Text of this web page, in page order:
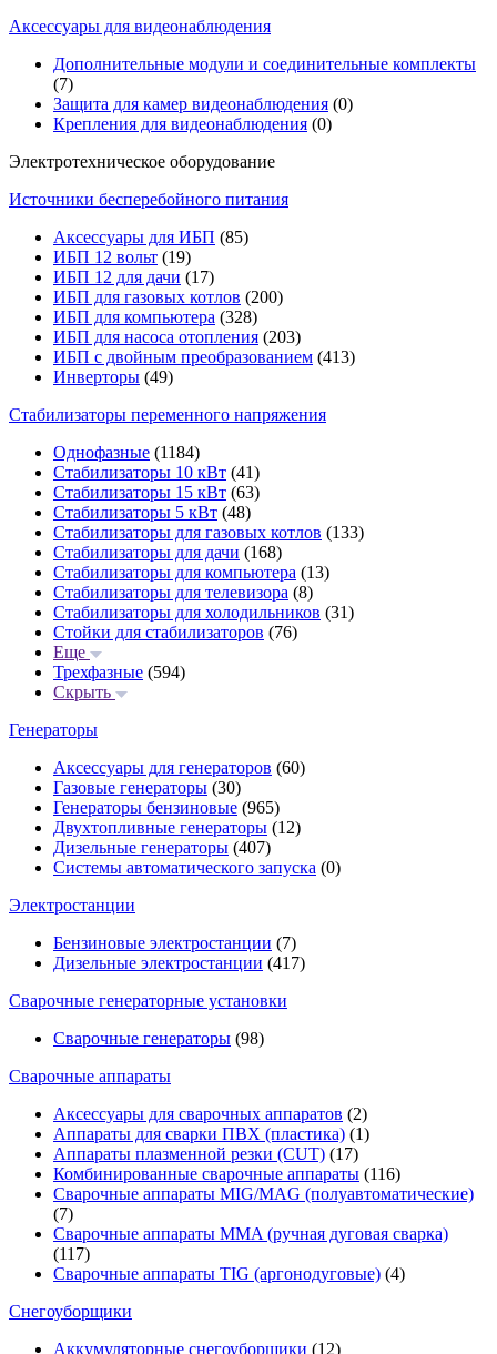
Аксессуары для видеонаблюдения
Дополнительные модули и соединительные комплекты
(7)
Защита для камер видеонаблюдения (0)
Крепления для видеонаблюдения (0)
Электротехническое оборудование
Источники бесперебойного питания
Аксессуары для ИБП (85)
ИБП 12 вольт (19)
ИБП 12 для дачи (17)
ИБП для газовых котлов (200)
ИБП для компьютера (328)
ИБП для насоса отопления (203)
ИБП с двойным преобразованием (413)
Инверторы (49)
Стабилизаторы переменного напряжения
Однофазные (1184)
Стабилизаторы 10 кВт (41)
Стабилизаторы 15 кВт (63)
Стабилизаторы 5 кВт (48)
Стабилизаторы для газовых котлов (133)
Стабилизаторы для дачи (168)
Стабилизаторы для компьютера (13)
Стабилизаторы для телевизора (8)
Стабилизаторы для холодильников (31)
Стойки для стабилизаторов (76)
Еще
Трехфазные (594)
Скрыть
Генераторы
Аксессуары для генераторов (60)
Газовые генераторы (30)
Генераторы бензиновые (965)
Двухтопливные генераторы (12)
Дизельные генераторы (407)
Системы автоматического запуска (0)
Электростанции
Бензиновые электростанции (7)
Дизельные электростанции (417)
Сварочные генераторные установки
Сварочные генераторы (98)
Сварочные аппараты
Аксессуары для сварочных аппаратов (2)
Аппараты для сварки ПВХ (пластика) (1)
Аппараты плазменной резки (CUT) (17)
Комбинированные сварочные аппараты (116)
Сварочные аппараты MIG/MAG (полуавтоматические)
(7)
Сварочные аппараты MMA (ручная дуговая сварка)
(117)
Сварочные аппараты TIG (аргонодуговые) (4)
Снегоуборщики
Аккумуляторные снегоуборщики (12)